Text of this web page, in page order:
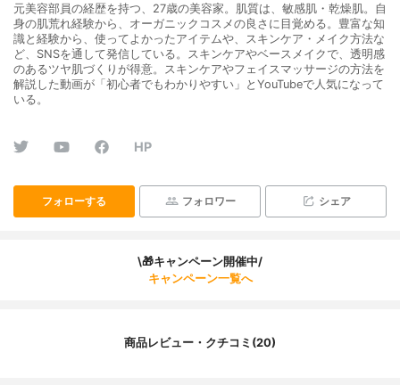
元美容部員の経歴を持つ、27歳の美容家。肌質は、敏感肌・乾燥肌。自
身の肌荒れ経験から、オーガニックコスメの良さに目覚める。豊富な知
識と経験から、使ってよかったアイテムや、スキンケア・メイク方法な
ど、SNSを通して発信している。スキンケアやベースメイクで、透明感
のあるツヤ肌づくりが得意。スキンケアやフェイスマッサージの方法を
解説した動画が「初心者でもわかりやすい」とYouTubeで人気になって
いる。
HP
フォローする フォロワー シェア
\🎁キャンペーン開催中/
キャンペーン一覧へ
商品レビュー・クチコミ(20)